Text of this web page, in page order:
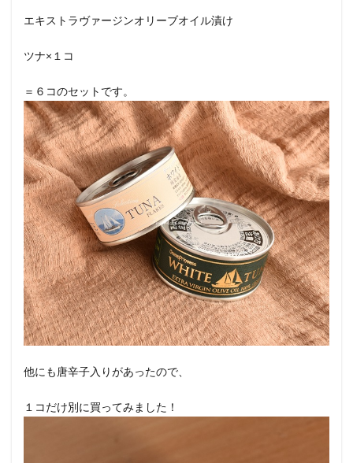
エキストラヴァージンオリーブオイル漬け
ツナ×１コ
＝６コのセットです。
他にも唐辛子入りがあったので、
１コだけ別に買ってみました！